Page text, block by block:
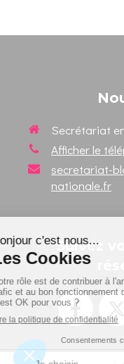
Secrétariat
Afficher le
secretariat-
nationale.fr
Suivez